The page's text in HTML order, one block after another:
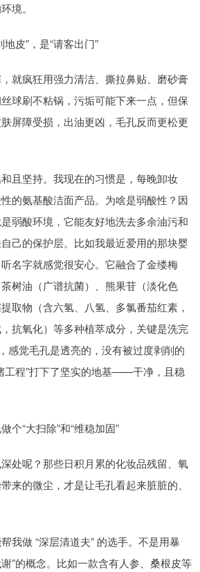
境。
皮”，是“请客出门”
就疯狂用强力清洁、撕拉鼻贴、磨砂膏
球刷不粘锅，污垢可能下来一点，但保
屏障受损，出油更凶，毛孔反而更松更
且坚持。我现在的习惯是，每晚卸妆
的氨基酸洁面产品。为啥是弱酸性？因
弱酸环境，它能友好地洗去多余油污和
己的保护层。比如我最近爱用的那块婴
名字就感觉很安心。它融合了金缕梅
茶树油（广谱抗菌）、熊果苷（淡化色
取物（含六氢、八氢、多氯番茄红素，
抗氧化）等多种植萃成分，关键是洗完
感觉毛孔是透亮的，没有被过度剥削的
工程”打下了坚实的地基——干净，且稳
个“大扫除”和“维稳加固”
处呢？那些日积月累的化妆品残留、氧
来的微尘，才是让毛孔看起来脏脏的、
我做 “深层清道夫” 的选手。不是用暴
谢”的概念。比如一款含有人参、桑根皮等